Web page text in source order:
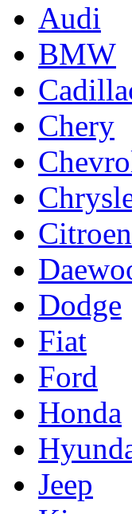
Audi
BMW
Chery
Citroen
Dodge
Fiat
Ford
Honda
Jeep